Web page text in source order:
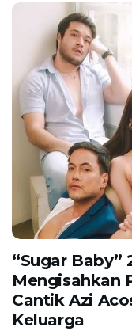
“Sugar Baby”
Mengisahkan
Cantik Azi
Keluarga